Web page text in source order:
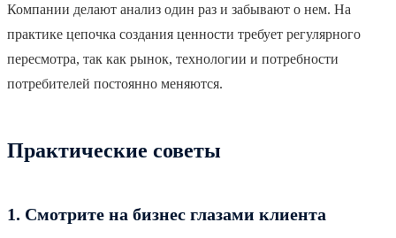
Компании делают анализ один раз и забывают о нем. На
практике цепочка создания ценности требует регулярного
пересмотра, так как рынок, технологии и потребности
потребителей постоянно меняются.
Практические советы
1. Смотрите на бизнес глазами клиента